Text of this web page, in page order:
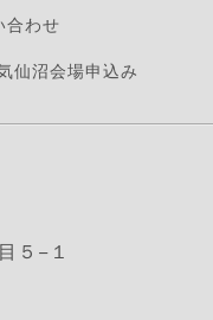
合わせ
仙沼会場申込み
５−１